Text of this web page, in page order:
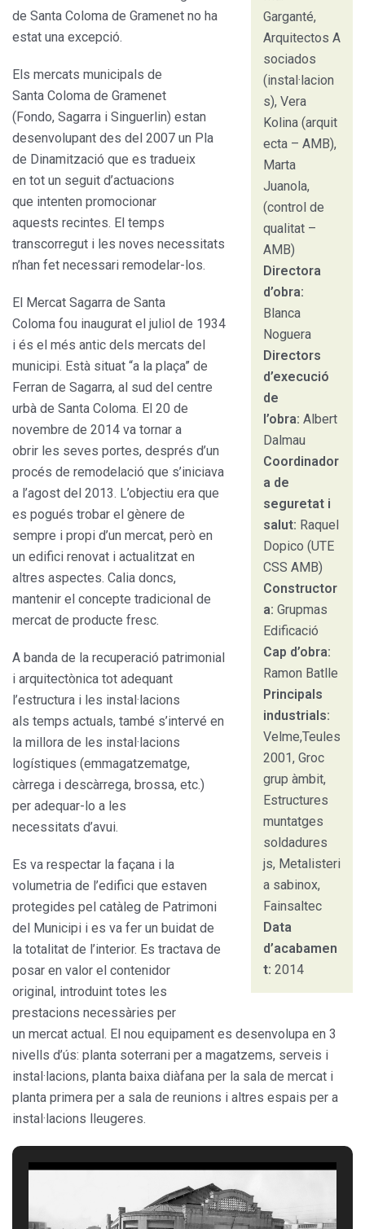
Garganté,
Arquitectos A
sociados
(instal·lacion
s), Vera
Kolina (arquit
ecta – AMB),
Marta
Juanola,
(control de
qualitat –
AMB)
Directora
d’obra:
Blanca
Noguera
Directors
d’execució
de
l’obra: Albert
Dalmau
Coordinador
a de
seguretat i
salut: Raquel
Dopico (UTE
CSS AMB)
Constructor
a: Grupmas
Edificació
Cap d’obra:
Ramon Batlle
Principals
industrials:
Velme,Teules
2001, Groc
grup àmbit,
Estructures
muntatges
soldadures
js, Metalisteri
a sabinox,
Fainsaltec
Data
d’acabamen
t: 2014
de Santa Coloma de Gramenet no ha
estat una excepció.
Els mercats municipals de
Santa Coloma de Gramenet
(Fondo, Sagarra i Singuerlin) estan
desenvolupant des del 2007 un Pla
de Dinamització que es tradueix
en tot un seguit d’actuacions
que intenten promocionar
aquests recintes. El temps
transcorregut i les noves necessitats
n’han fet necessari remodelar-los.
El Mercat Sagarra de Santa
Coloma fou inaugurat el juliol de 1934
i és el més antic dels mercats del
municipi. Està situat “a la plaça” de
Ferran de Sagarra, al sud del centre
urbà de Santa Coloma. El 20 de
novembre de 2014 va tornar a
obrir les seves portes, després d’un
procés de remodelació que s’iniciava
a l’agost del 2013. L’objectiu era que
es pogués trobar el gènere de
sempre i propi d’un mercat, però en
un edifici renovat i actualitzat en
altres aspectes. Calia doncs,
mantenir el concepte tradicional de
mercat de producte fresc.
A banda de la recuperació patrimonial
i arquitectònica tot adequant
l’estructura i les instal·lacions
als temps actuals, també s’intervé en
la millora de les instal·lacions
logístiques (emmagatzematge,
càrrega i descàrrega, brossa, etc.)
per adequar-lo a les
necessitats d’avui.
Es va respectar la façana i la
volumetria de l’edifici que estaven
protegides pel catàleg de Patrimoni
del Municipi i es va fer un buidat de
la totalitat de l’interior. Es tractava de
posar en valor el contenidor
original, introduint totes les
prestacions necessàries per
un mercat actual. El nou equipament es desenvolupa en 3
nivells d’ús: planta soterrani per a magatzems, serveis i
instal·lacions, planta baixa diàfana per la sala de mercat i
planta primera per a sala de reunions i altres espais per a
instal·lacions lleugeres.